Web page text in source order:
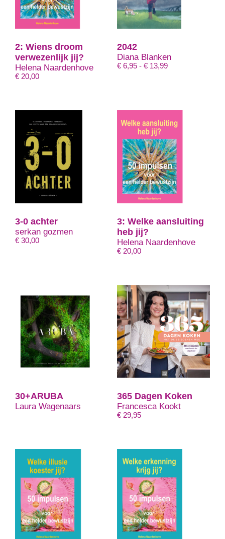
2: Wiens droom
verwezenlijk jij?
Helena Naardenhove
€ 20,00
2042
Diana Blanken
€ 6,95 - € 13,99Prijsklasse:
3-0 achter
serkan gozmen
€ 30,00
3: Welke aansluiting
heb jij?
Helena Naardenhove
€ 20,00
30+ARUBA
Laura Wagenaars
365 Dagen Koken
Francesca Kookt
€ 29,95